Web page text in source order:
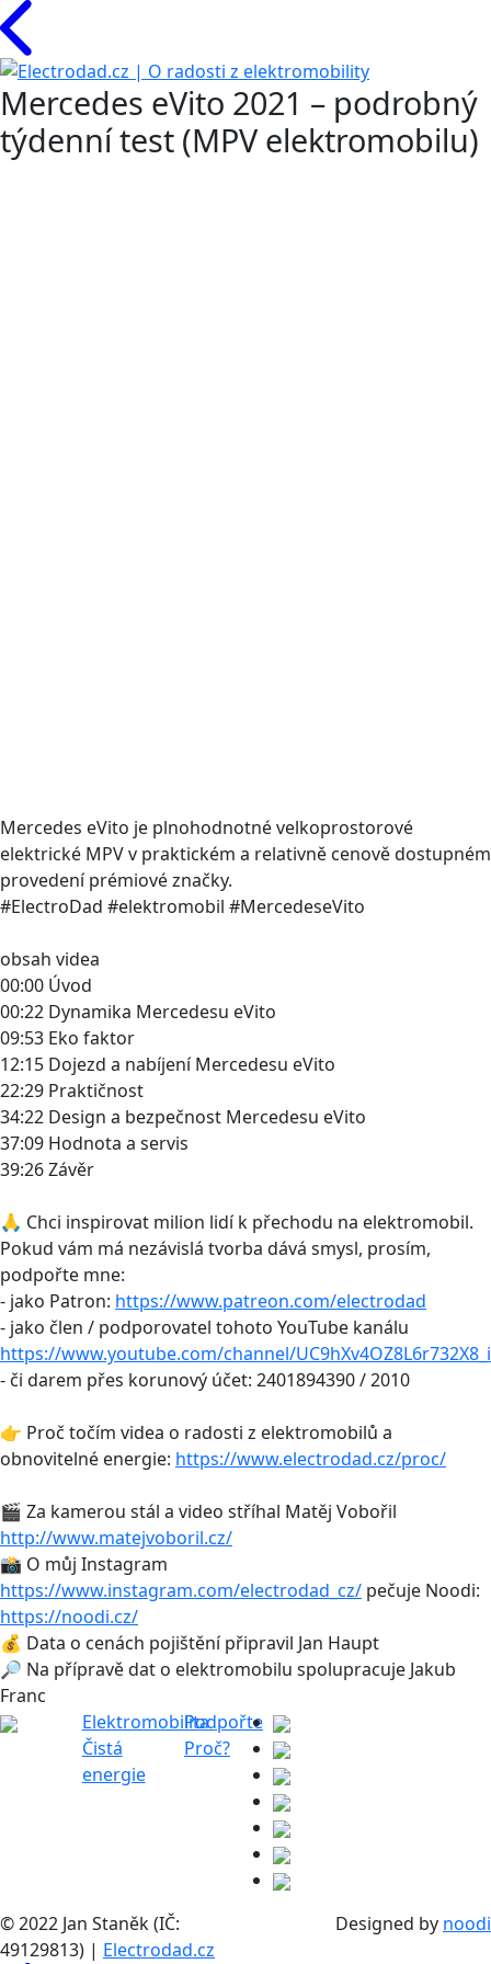
Mercedes eVito 2021 – podrobný
týdenní test (MPV elektromobilu)
Mercedes eVito je plnohodnotné velkoprostorové
elektrické MPV v praktickém a relativně cenově dostupném
provedení prémiové značky.
#ElectroDad #elektromobil #MercedeseVito
obsah videa
00:00 Úvod
00:22 Dynamika Mercedesu eVito
09:53 Eko faktor
12:15 Dojezd a nabíjení Mercedesu eVito
22:29 Praktičnost
34:22 Design a bezpečnost Mercedesu eVito
37:09 Hodnota a servis
39:26 Závěr
🙏 Chci inspirovat milion lidí k přechodu na elektromobil.
Pokud vám má nezávislá tvorba dává smysl, prosím,
podpořte mne:
- jako Patron: https://www.patreon.com/electrodad
- jako člen / podporovatel tohoto YouTube kanálu
https://www.youtube.com/channel/
- či darem přes korunový účet: 2401894390 / 2010
👉 Proč točím videa o radosti z elektromobilů a
obnovitelné energie: https://www.electrodad.cz/proc/
🎬 Za kamerou stál a video stříhal Matěj Vobořil
http://www.matejvoboril.cz/
📸 O můj Instagram
https://www.instagram.com/electrodad_cz/ pečuje Noodi:
https://noodi.cz/
💰 Data o cenách pojištění připravil Jan Haupt
🔎 Na přípravě dat o elektromobilu spolupracuje Jakub
Franc
Elektromobilita
Čistá
energie
Podpořte
Proč?
© 2022 Jan Staněk (IČ:
49129813) | Electrodad.cz
Designed by noodi